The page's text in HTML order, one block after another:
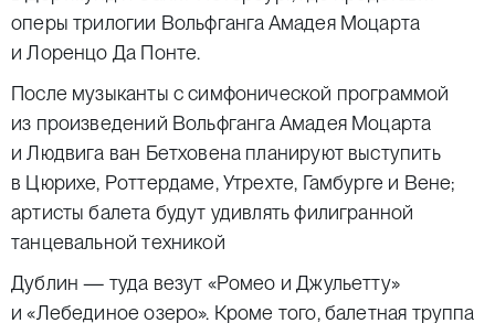
оперы трилогии Вольфганга Амадея Моцарта
и Лоренцо Да Понте.
После музыканты с симфонической программой
из произведений Вольфганга Амадея Моцарта
и Людвига ван Бетховена планируют выступить
в Цюрихе, Роттердаме, Утрехте, Гамбурге и Вене;
артисты балета будут удивлять филигранной
танцевальной техникой
Дублин — туда везут «Ромео и Джульетту»
и «Лебединое озеро». Кроме того, балетная труппа